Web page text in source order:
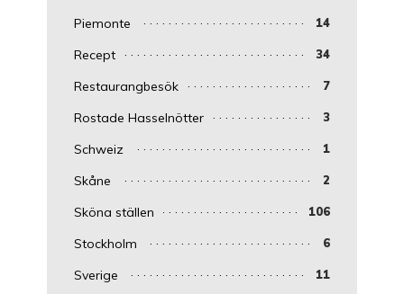
Piemonte 14
Recept 34
Restaurangbesök 7
Rostade Hasselnötter 3
Schweiz 1
Skåne 2
Sköna ställen 106
Stockholm 6
Sverige 11